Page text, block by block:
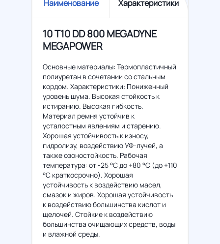
Наименование Характеристики
10 T10 DD 800 MEGADYNE
MEGAPOWER
Основные материалы: Термопластичный
полиуретан в сочетании со стальным
кордом. Характеристики: Пониженный
уровень шума. Высокая стойкость к
истиранию. Высокая гибкость.
Материал ремня устойчив к
усталостным явлениям и старению.
Хорошая устойчивость к износу,
гидролизу, воздействию УФ-лучей, а
также озоностойкость. Рабочая
температура: от -25 °C до +80 °C (до +110
°C краткосрочно). Хорошая
устойчивость к воздействию масел,
смазок и жиров. Хорошая устойчивость
к воздействию большинства кислот и
щелочей. Стойкие к воздействию
большинства очищающих средств, воды
и влажной среды.